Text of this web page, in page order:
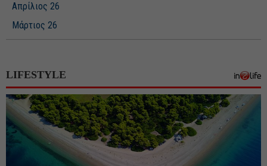
Απρίλιος 26
Μάρτιος 26
Δεκέμβριος 25
Νοέμβριος 25
Οκτώβριος 25
Σεπτέμβριος 25
Αύγουστος 25
LIFESTYLE